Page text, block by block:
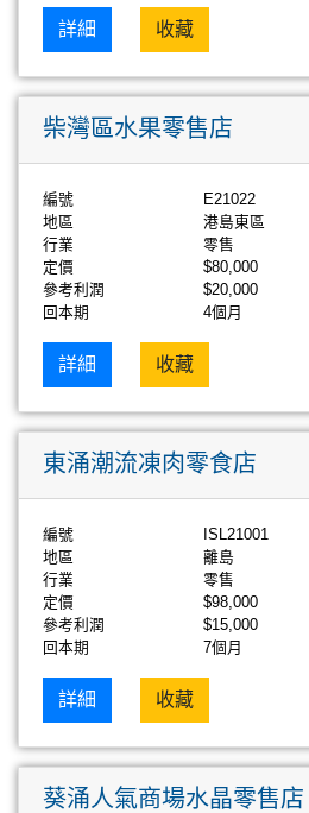
詳細 收藏
柴灣區水果零售店
編號
E21022
地區
港島東區
行業
零售
定價
$80,000
參考利潤
$20,000
回本期
4個月
詳細 收藏
東涌潮流凍肉零食店
編號
ISL21001
地區
離島
行業
零售
定價
$98,000
參考利潤
$15,000
回本期
7個月
詳細 收藏
葵涌人氣商場水晶零售店